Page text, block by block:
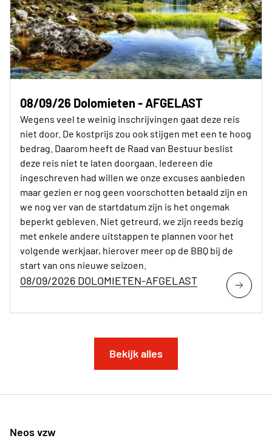
08/09/26 Dolomieten - AFGELAST
Wegens veel te weinig inschrijvingen gaat deze reis
niet door. De kostprijs zou ook stijgen met een te hoog
bedrag. Daarom heeft de Raad van Bestuur beslist
deze reis niet te laten doorgaan. Iedereen die
ingeschreven had willen we onze excuses aanbieden
maar gezien er nog geen voorschotten betaald zijn en
we nog ver van de startdatum zijn is het ongemak
beperkt gebleven. Niet getreurd, we zijn reeds bezig
met enkele andere uitstappen te plannen voor het
volgende werkjaar, hierover meer op de BBQ bij de
start van ons nieuwe seizoen.
08/09/2026 DOLOMIETEN-AFGELAST
Bekijk alles
Neos vzw